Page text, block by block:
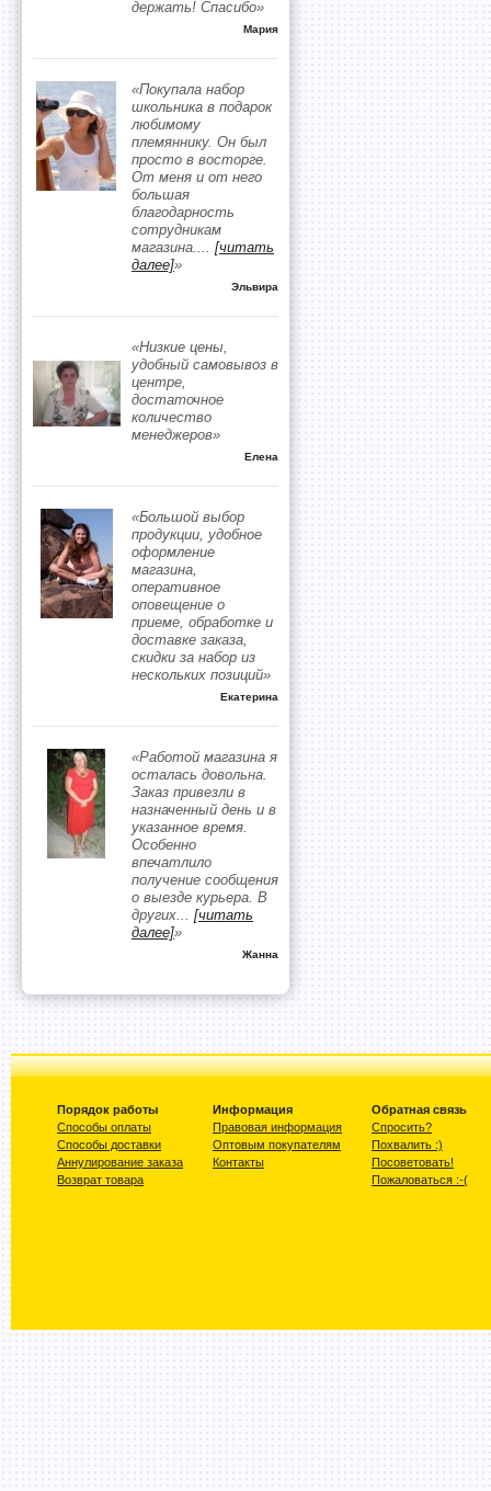
держать! Спасибо»
Мария
«Покупала набор
школьника в подарок
любимому
племяннику. Он был
просто в восторге.
От меня и от него
большая
благодарность
сотрудникам
магазина.... [читать
далее]»
Эльвира
«Низкие цены,
удобный самовывоз в
центре,
достаточное
количество
менеджеров»
Елена
«Большой выбор
продукции, удобное
оформление
магазина,
оперативное
оповещение о
приеме, обработке и
доставке заказа,
скидки за набор из
нескольких позиций»
Екатерина
«Работой магазина я
осталась довольна.
Заказ привезли в
назначенный день и в
указанное время.
Особенно
впечатлило
получение сообщения
о выезде курьера. В
других... [читать
далее]»
Жанна
Порядок работы
Способы оплаты
Способы доставки
Аннулирование заказа
Возврат товара
Информация
Правовая информация
Оптовым покупателям
Контакты
Обратная связь
Спросить?
Похвалить :)
Посоветовать!
Пожаловаться :-(